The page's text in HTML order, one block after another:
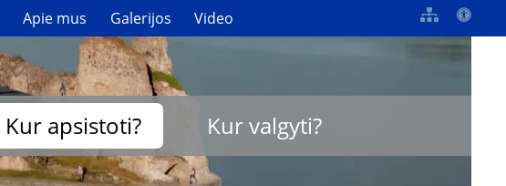
Apie mus Galerijos Video
Kur apsistoti? Kur valgyti?